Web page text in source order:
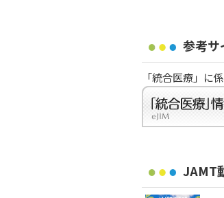
参考サ
「統合医療」に
JAMT